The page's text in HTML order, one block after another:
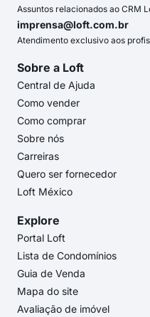
Assuntos relacionados ao CRM
imprensa@loft.com.br
Atendimento exclusivo aos
Sobre a Loft
Central de Ajuda
Como vender
Como comprar
Sobre nós
Carreiras
Quero ser fornecedor
Loft México
Explore
Portal Loft
Lista de Condomínios
Guia de Venda
Mapa do site
Avaliação de imóvel